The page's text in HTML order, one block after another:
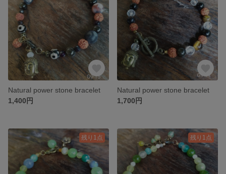
Natural power stone bracelet
1,400円
Natural power stone bracelet
1,700円
残り1点 残り1点